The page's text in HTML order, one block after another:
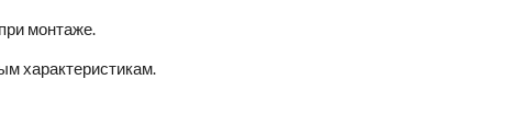
монтаже.
характеристикам.